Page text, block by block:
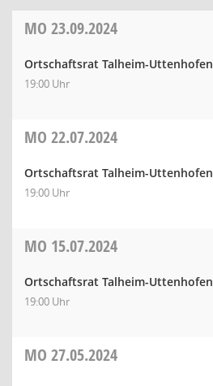
MO 23.09.2024
Ortschaftsrat Talheim-Uttenhofen
19:00 Uhr
MO 22.07.2024
Ortschaftsrat Talheim-Uttenhofen
19:00 Uhr
MO 15.07.2024
Ortschaftsrat Talheim-Uttenhofen
19:00 Uhr
MO 27.05.2024